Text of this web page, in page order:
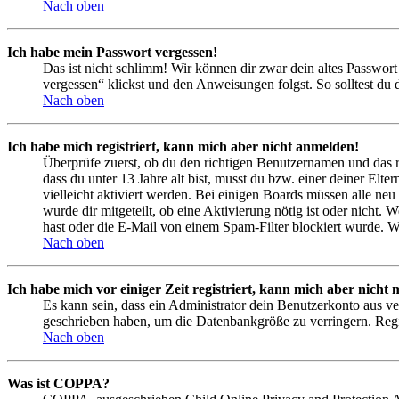
Nach oben
Ich habe mein Passwort vergessen!
Das ist nicht schlimm! Wir können dir zwar dein altes
vergessen“ klickst und den Anweisungen folgst. So solltest
Nach oben
Ich habe mich registriert, kann mich aber nicht anmelden!
Überprüfe zuerst, ob du den richtigen Benutzernamen und
dass du unter 13 Jahre alt bist, musst du bzw. einer deiner
vielleicht aktiviert werden. Bei einigen Boards müssen alle
wurde dir mitgeteilt, ob eine Aktivierung nötig ist oder nicht.
hast oder die E-Mail von einem Spam-Filter blockiert wurde.
Nach oben
Ich habe mich vor einiger Zeit registriert, kann mich aber nicht
Es kann sein, dass ein Administrator dein Benutzerkonto aus
geschrieben haben, um die Datenbankgröße zu verringern.
Nach oben
Was ist COPPA?